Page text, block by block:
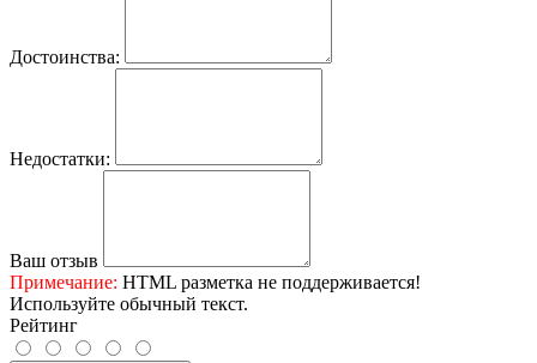
Достоинства:
Недостатки:
Ваш отзыв
Примечание: HTML разметка не поддерживается!
Используйте обычный текст.
Рейтинг